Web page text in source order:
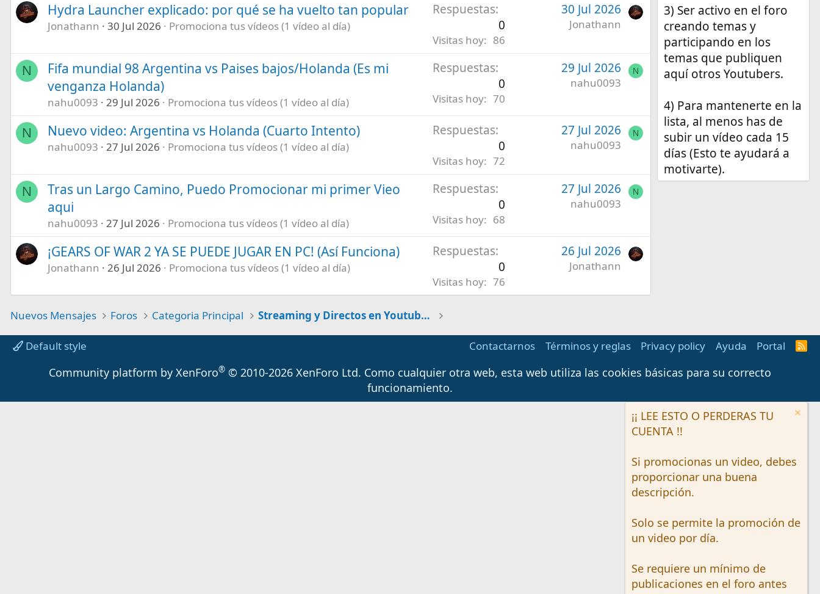
Hydra Launcher explicado: por qué se ha vuelto tan popular
Jonathann 30 Jul 2026 Promociona tus vídeos (1 vídeo al día)
Respuestas
0
Visitas hoy 86
30 Jul 2026
Jonathann
N
Fifa mundial 98 Argentina vs Paises bajos/Holanda (Es mi
venganza Holanda)
nahu0093 29 Jul 2026 Promociona tus vídeos (1 vídeo al día)
Respuestas
0
Visitas hoy 70
29 Jul 2026
nahu0093
N
N Nuevo video: Argentina vs Holanda (Cuarto Intento)
nahu0093 27 Jul 2026 Promociona tus vídeos (1 vídeo al día)
Respuestas
0
Visitas hoy 72
27 Jul 2026
nahu0093
N
N
Tras un Largo Camino, Puedo Promocionar mi primer Vieo
aqui
nahu0093 27 Jul 2026 Promociona tus vídeos (1 vídeo al día)
Respuestas
0
Visitas hoy 68
27 Jul 2026
nahu0093
N
¡GEARS OF WAR 2 YA SE PUEDE JUGAR EN PC! (Así Funciona)
Jonathann 26 Jul 2026 Promociona tus vídeos (1 vídeo al día)
Respuestas
0
Visitas hoy 76
26 Jul 2026
Jonathann
3) Ser activo en el foro
creando temas y
participando en los
temas que publiquen
aquí otros Youtubers.
4) Para mantenerte en la
lista, al menos has de
subir un vídeo cada 15
días (Esto te ayudará a
motivarte).
Nuevos Mensajes Foros Categoria Principal Streaming y Directos en Youtube y Twitch
Default style Contactarnos Términos y reglas Privacy policy Ayuda Portal
R
Community platform by XenForo® © 2010-2026 XenForo Ltd. Como cualquier otra web, esta web utiliza las cookies básicas para su correcto
funcionamiento.
¡¡ LEE ESTO O PERDERAS TU
CUENTA !!
Si promocionas un video, debes
proporcionar una buena
descripción.
Solo se permite la promoción de
un video por día.
Se requiere un mínimo de
publicaciones en el foro antes